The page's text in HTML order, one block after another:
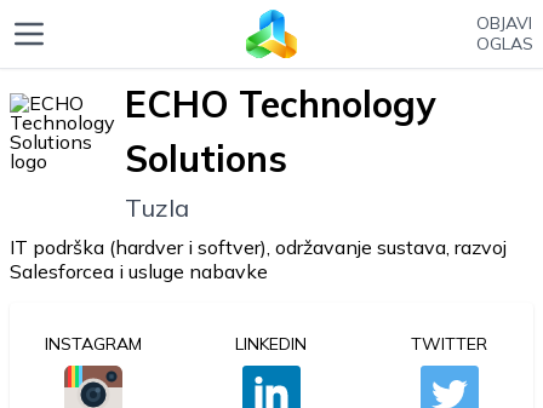
OBJAVI
OGLAS
ECHO Technology
Solutions
Tuzla
IT podrška (hardver i softver), održavanje sustava, razvoj
Salesforcea i usluge nabavke
INSTAGRAM LINKEDIN TWITTER